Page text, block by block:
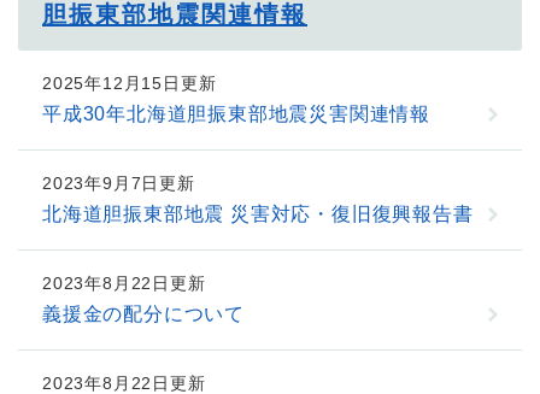
胆振東部地震関連情報
2025年12月15日更新
平成30年北海道胆振東部地震災害関連情報
2023年9月7日更新
北海道胆振東部地震 災害対応・復旧復興報告書
2023年8月22日更新
義援金の配分について
2023年8月22日更新